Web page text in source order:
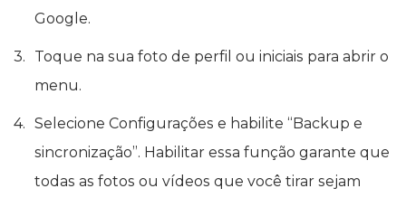
Google.
Toque na sua foto de perfil ou iniciais para abrir o
menu.
Selecione Configurações e habilite “Backup e
sincronização”. Habilitar essa função garante que
todas as fotos ou vídeos que você tirar sejam